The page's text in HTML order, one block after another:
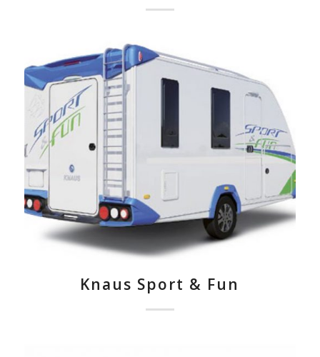
Knaus Sport & Fun